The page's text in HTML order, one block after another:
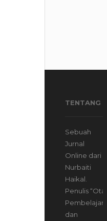
TENTANG
Sebuah
Jurnal
Online dari
Nurbaiti
Haikal.
Penulis “Otak
Pembelajar”
dan